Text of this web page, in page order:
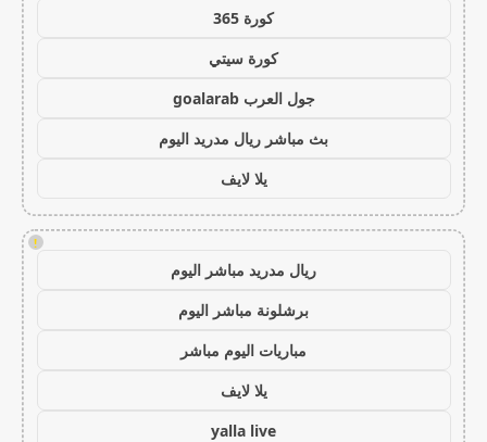
كورة 365
كورة سيتي
جول العرب goalarab
بث مباشر ريال مدريد اليوم
يلا لايف
!
ريال مدريد مباشر اليوم
برشلونة مباشر اليوم
مباريات اليوم مباشر
يلا لايف
yalla live